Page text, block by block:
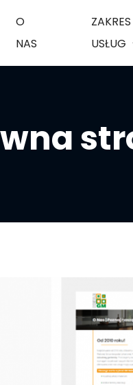
O
NAS
ZAKRES
USŁUG